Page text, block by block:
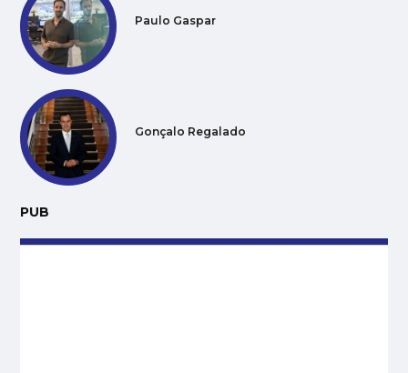
Paulo Gaspar
Gonçalo Regalado
PUB